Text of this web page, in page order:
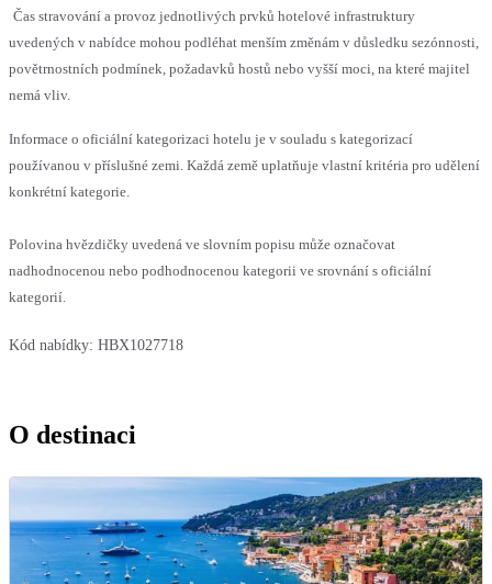
Čas stravování a provoz jednotlivých prvků hotelové infrastruktury
uvedených v nabídce mohou podléhat menším změnám v důsledku sezónnosti,
povětrnostních podmínek, požadavků hostů nebo vyšší moci, na které majitel
nemá vliv.
Informace o oficiální kategorizaci hotelu je v souladu s kategorizací
používanou v příslušné zemi. Každá země uplatňuje vlastní kritéria pro udělení
konkrétní kategorie.
Polovina hvězdičky uvedená ve slovním popisu může označovat
nadhodnocenou nebo podhodnocenou kategorii ve srovnání s oficiální
kategorií.
Kód nabídky: HBX1027718
O destinaci